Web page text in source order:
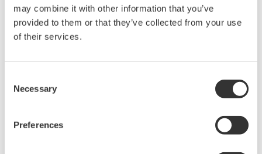
may combine it with other information that you’ve
provided to them or that they’ve collected from your use
of their services.
Selection
Necessary
Preferences